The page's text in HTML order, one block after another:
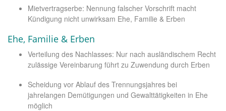
Mietvertragserbe: Nennung falscher Vorschrift macht
Kündigung nicht unwirksam Ehe, Familie & Erben
Ehe, Familie & Erben
Verteilung des Nachlasses: Nur nach ausländischem Recht
zulässige Vereinbarung führt zu Zuwendung durch Erben
Scheidung vor Ablauf des Trennungsjahres bei
jahrelangen Demütigungen und Gewalttätigkeiten in Ehe
möglich